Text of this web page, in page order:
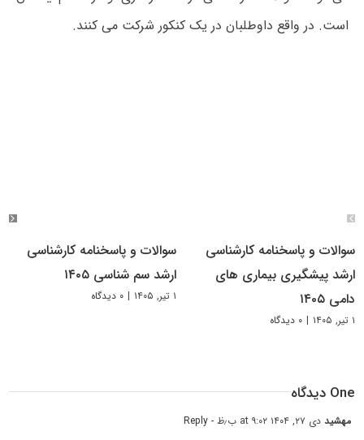
است. در واقع داوطلبان در یک کنکور شرکت می کنند.
سوالات و پاسخنامه کارشناسی
ارشد پیشگیری بیماری های
دامی ۱۴۰۵
۱ تیر, ۱۴۰۵ | ۰ دیدگاه
سوالات و پاسخنامه کارشناسی
ارشد سم شناسی ۱۴۰۵
۱ تیر, ۱۴۰۵ | ۰ دیدگاه
One دیدگاه
مهشیددی ۲۷, ۱۴۰۴ at ۹:۰۲ ب٫ظ - Reply